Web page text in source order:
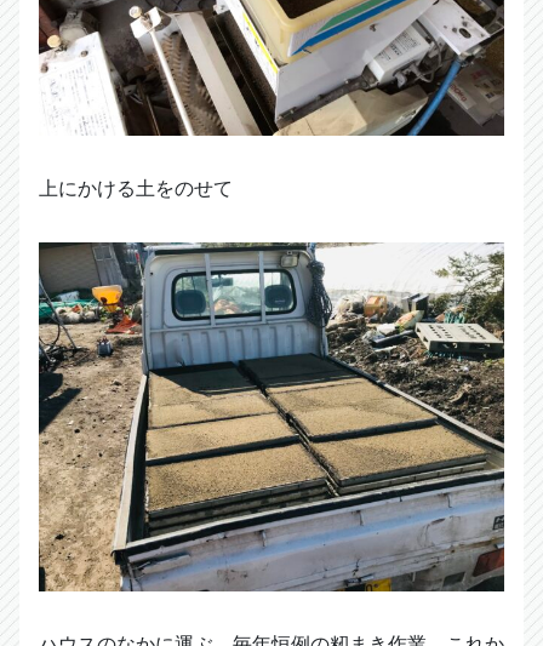
上にかける土をのせて